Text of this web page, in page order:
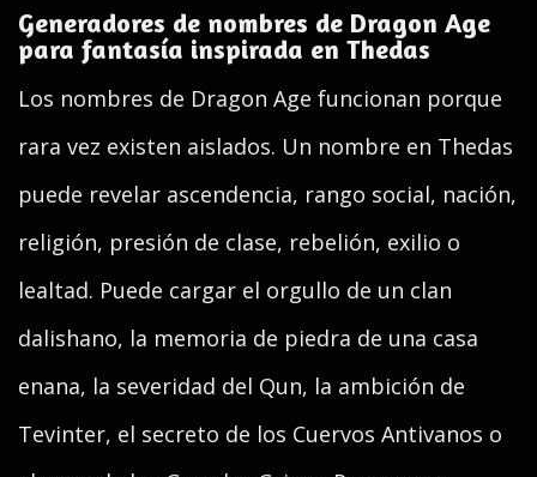
Generadores de nombres de Dragon Age
para fantasía inspirada en Thedas
Los nombres de Dragon Age funcionan porque
rara vez existen aislados. Un nombre en Thedas
puede revelar ascendencia, rango social, nación,
religión, presión de clase, rebelión, exilio o
lealtad. Puede cargar el orgullo de un clan
dalishano, la memoria de piedra de una casa
enana, la severidad del Qun, la ambición de
Tevinter, el secreto de los Cuervos Antivanos o